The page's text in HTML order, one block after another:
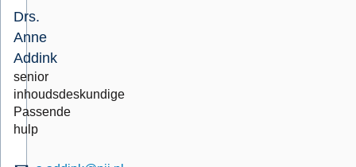
Drs.
Anne
Addink
senior
inhoudsdeskundige
Passende
hulp